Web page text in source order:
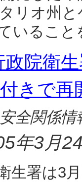
リオ州
いること
政院衛
きで
全関係情
年3月
生署は3